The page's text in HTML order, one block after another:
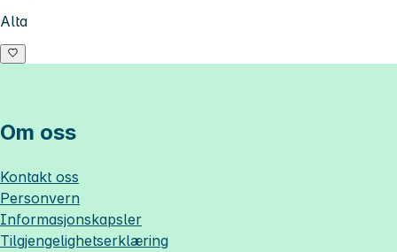
Alta
Om oss
Kontakt oss
Personvern
Informasjonskapsler
Tilgjengelighetserklæring